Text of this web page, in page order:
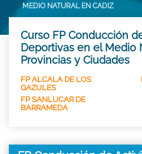
MEDIO NATURAL EN CADIZ
Curso FP Conducción
Deportivas en el Medio
Provincias y Ciudades
FP ALCALA DE LOS
GAZULES
FP SANLUCAR DE
BARRAMEDA